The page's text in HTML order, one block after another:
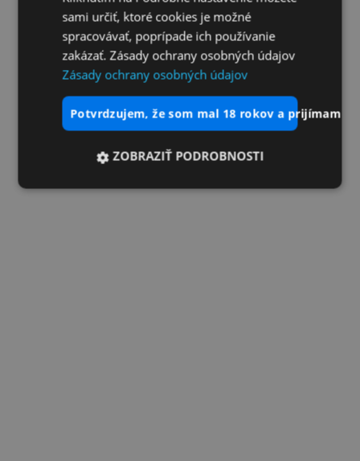
sami určiť, ktoré cookies je možné
spracovávať, poprípade ich používanie
zakázať. Zásady ochrany osobných údajov
Zásady ochrany osobných údajov
potvrdzujem, že som mal 18 rokov a prijímam
ZOBRAZIŤ PODROBNOSTI